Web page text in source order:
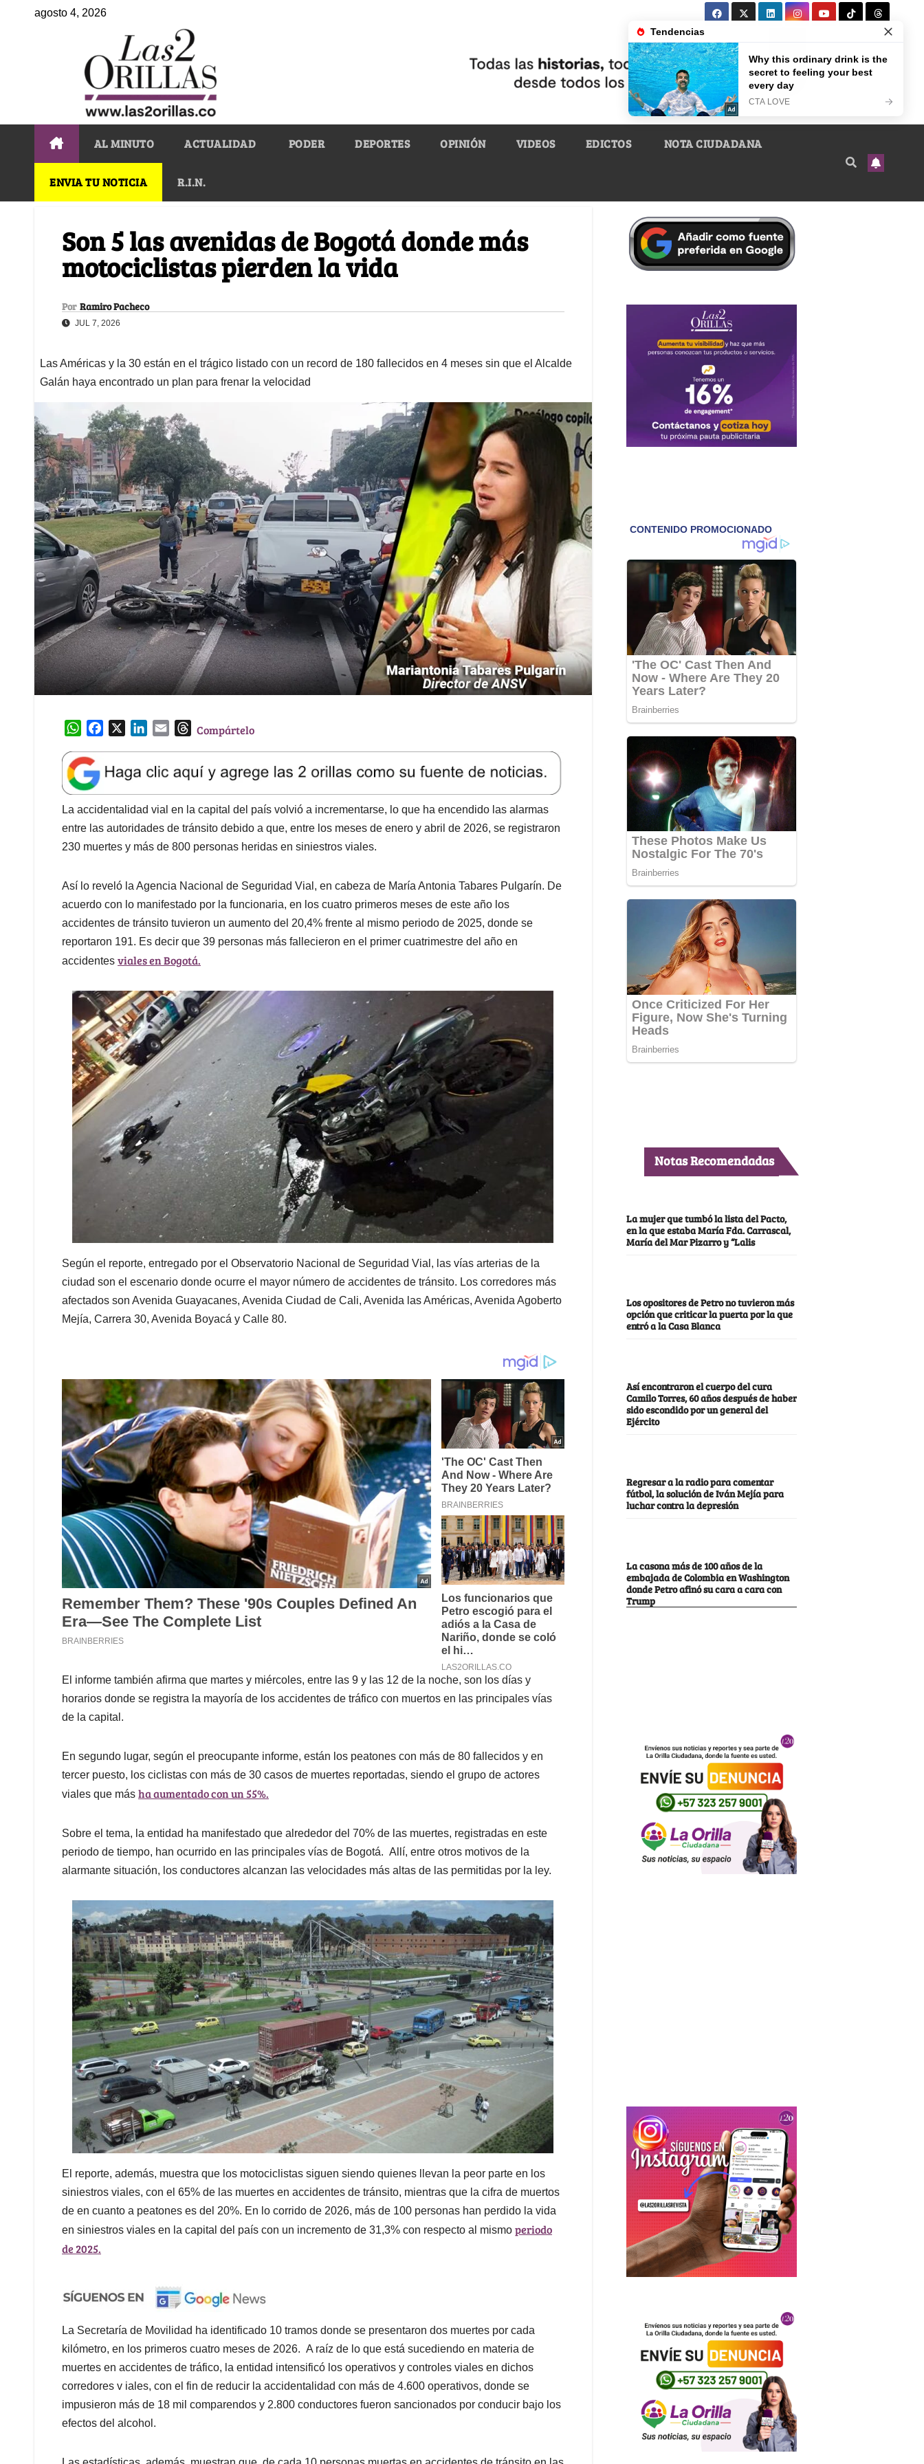
agosto 4, 2026
AL MINUTO ACTUALIDAD PODER DEPORTES OPINIÓN VIDEOS EDICTOS NOTA CIUDADANA
ENVIA TU NOTICIA R.I.N.
Son 5 las avenidas de Bogotá donde más
motociclistas pierden la vida
Por Ramiro Pacheco
JUL 7, 2026
Las Américas y la 30 están en el trágico listado con un record de 180 fallecidos en 4 meses sin que el Alcalde
Galán haya encontrado un plan para frenar la velocidad
W
a
t
s
A
p
p
e
b
o
o
k
k
e
d
I
n
l
T
e
a
d
s
Compártelo
La accidentalidad vial en la capital del país volvió a incrementarse, lo que ha encendido las alarmas
entre las autoridades de tránsito debido a que, entre los meses de enero y abril de 2026, se registraron
230 muertes y más de 800 personas heridas en siniestros viales.
Así lo reveló la Agencia Nacional de Seguridad Vial, en cabeza de María Antonia Tabares Pulgarín. De
acuerdo con lo manifestado por la funcionaria, en los cuatro primeros meses de este año los
accidentes de tránsito tuvieron un aumento del 20,4% frente al mismo periodo de 2025, donde se
reportaron 191. Es decir que 39 personas más fallecieron en el primer cuatrimestre del año en
accidentes viales en Bogotá.
Según el reporte, entregado por el Observatorio Nacional de Seguridad Vial, las vías arterias de la
ciudad son el escenario donde ocurre el mayor número de accidentes de tránsito. Los corredores más
afectados son Avenida Guayacanes, Avenida Ciudad de Cali, Avenida las Américas, Avenida Agoberto
Mejía, Carrera 30, Avenida Boyacá y Calle 80.
El informe también afirma que martes y miércoles, entre las 9 y las 12 de la noche, son los días y
horarios donde se registra la mayoría de los accidentes de tráfico con muertos en las principales vías
de la capital.
En segundo lugar, según el preocupante informe, están los peatones con más de 80 fallecidos y en
tercer puesto, los ciclistas con más de 30 casos de muertes reportadas, siendo el grupo de actores
viales que más ha aumentado con un 55%.
Sobre el tema, la entidad ha manifestado que alrededor del 70% de las muertes, registradas en este
periodo de tiempo, han ocurrido en las principales vías de Bogotá. Allí, entre otros motivos de la
alarmante situación, los conductores alcanzan las velocidades más altas de las permitidas por la ley.
El reporte, además, muestra que los motociclistas siguen siendo quienes llevan la peor parte en los
siniestros viales, con el 65% de las muertes en accidentes de tránsito, mientras que la cifra de muertos
de en cuanto a peatones es del 20%. En lo corrido de 2026, más de 100 personas han perdido la vida
en siniestros viales en la capital del país con un incremento de 31,3% con respecto al mismo periodo
de 2025.
La Secretaría de Movilidad ha identificado 10 tramos donde se presentaron dos muertes por cada
kilómetro, en los primeros cuatro meses de 2026. A raíz de lo que está sucediendo en materia de
muertes en accidentes de tráfico, la entidad intensificó los operativos y controles viales en dichos
corredores v iales, con el fin de reducir la accidentalidad con más de 4.600 operativos, donde se
impusieron más de 18 mil comparendos y 2.800 conductores fueron sancionados por conducir bajo los
efectos del alcohol.
Notas Recomendadas
La mujer que tumbó la lista del Pacto,
en la que estaba María Fda. Carrascal,
María del Mar Pizarro y “Lalis
Los opositores de Petro no tuvieron más
opción que criticar la puerta por la que
entró a la Casa Blanca
Así encontraron el cuerpo del cura
Camilo Torres, 60 años después de haber
sido escondido por un general del
Ejército
Regresar a la radio para comentar
fútbol, la solución de Iván Mejía para
luchar contra la depresión
La casona más de 100 años de la
embajada de Colombia en Washington
donde Petro afinó su cara a cara con
Trump